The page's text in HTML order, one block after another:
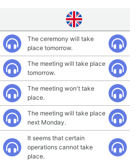
The ceremony will take
place tomorrow.
The meeting will take place
tomorrow.
The meeting won't take
place.
The meeting will take place
next Monday.
It seems that certain
operations cannot take
place.